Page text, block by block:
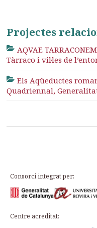
Projectes
AQVAE
Tàrraco i vil·les de
Els Aqüeductes
Quadriennal,
Consorci integrat per:
Centre acreditat: